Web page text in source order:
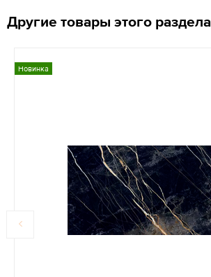
Другие товары этого раздела
Новинка